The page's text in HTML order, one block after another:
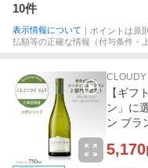
10件
表示情報について ｜ポイントは原
払額等の正確な情報（付与条件・
CLOUDY
【ギフ
ン」に
ン ブラ
5,170